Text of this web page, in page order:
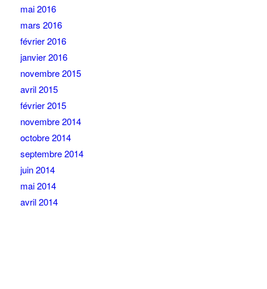
mai 2016
mars 2016
février 2016
janvier 2016
novembre 2015
avril 2015
février 2015
novembre 2014
octobre 2014
septembre 2014
juin 2014
mai 2014
avril 2014